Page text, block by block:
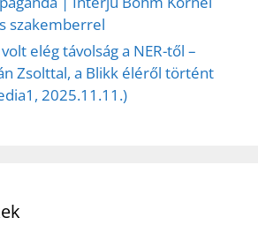
szakemberrel
elég távolság a NER-től –
Zsolttal, a Blikk éléről történt
2025.11.11.)